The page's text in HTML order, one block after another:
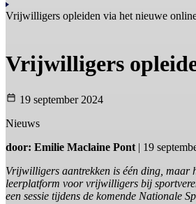
Vrijwilligers opleiden via het nieuwe
Vrijwilligers
19 september 2024
Nieuws
door: Emilie Maclaine Pont | 19
Vrijwilligers aantrekken is één ding, maar
leerplatform voor vrijwilligers bij
een sessie tijdens de komende Nationale